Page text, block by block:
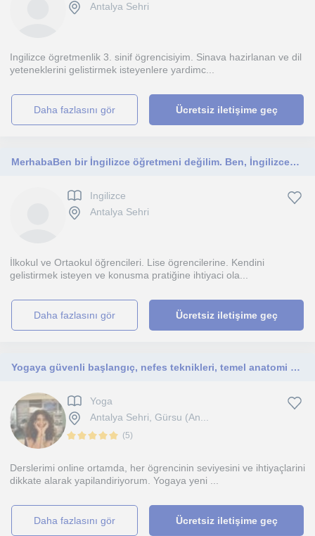
Antalya Sehri
Ingilizce ögretmenlik 3. sinif ögrencisiyim. Sinava hazirlanan ve dil
yeteneklerini gelistirmek isteyenlere yardimc...
daha fazlasını gör Ücretsiz iletişime geç
Merhaba ​Ben bir İngilizce öğretmeni değilim. Ben, İngilizceyi sonradan, pratik yaparak ve yapılandırılmış metotlarla hayatının
Ingilizce
Antalya Sehri
İlkokul ve Ortaokul öğrencileri. Lise ögrencilerine. Kendini
gelistirmek isteyen ve konusma pratiğine ihtiyaci ola...
daha fazlasını gör Ücretsiz iletişime geç
Yogaya güvenli başlangıç, nefes teknikleri, temel anatomi ve yoga felsefesi odaklı bilinçli başlangıç dersleri
Yoga
Antalya Sehri, Gürsu (An...
(5)
Derslerimi online ortamda, her ögrencinin seviyesini ve ihtiyaçlarini
dikkate alarak yapilandiriyorum. Yogaya yeni ...
daha fazlasını gör Ücretsiz iletişime geç